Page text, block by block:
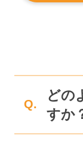
Q.
どの
すか